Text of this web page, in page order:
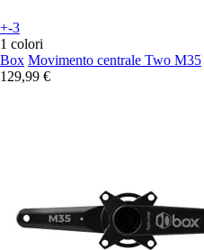
+-3
1 colori
Box Movimento centrale Two M35
129,99 €